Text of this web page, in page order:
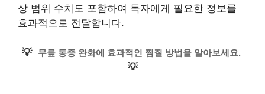
상 범위 수치도 포함하여 독자에게 필요한 정보를
효과적으로 전달합니다.
💡 무릎 통증 완화에 효과적인 찜질 방법을 알아보세요.
💡